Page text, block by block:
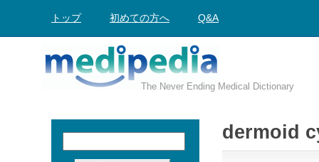
dermoid
トップ 初めての方へ Q&A
The Never Ending Medical Dictionary